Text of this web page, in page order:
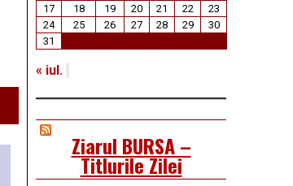
17
18 19 20 21 22
23
24
25 26 27 28 29
30
31
« iul.
Ziarul BURSA –
Titlurile Zilei